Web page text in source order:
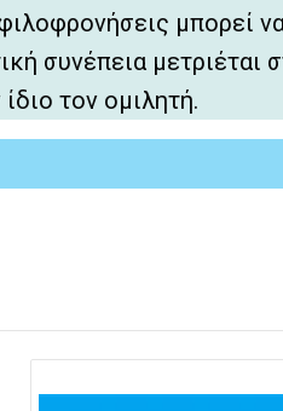
μπορεί
συνέπεια μετριέται
τον ομιλητή.